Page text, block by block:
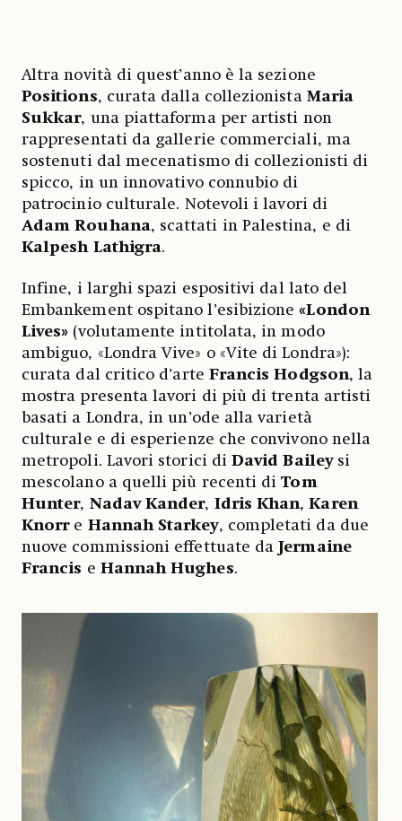
Altra novità di quest’anno è la sezione
Positions, curata dalla collezionista Maria
Sukkar, una piattaforma per artisti non
rappresentati da gallerie commerciali, ma
sostenuti dal mecenatismo di collezionisti di
spicco, in un innovativo connubio di
patrocinio culturale. Notevoli i lavori di
Adam Rouhana, scattati in Palestina, e di
Kalpesh Lathigra.
Infine, i larghi spazi espositivi dal lato del
Embankement ospitano l’esibizione«London
Lives» (volutamente intitolata, in modo
ambiguo, «Londra Vive» o «Vite di Londra»):
curata dal critico d’arte Francis Hodgson, la
mostra presenta lavori di più di trenta artisti
basati a Londra, in un’ode alla varietà
culturale e di esperienze che convivono nella
metropoli. Lavori storici diDavid Baileysi
mescolano a quelli più recenti diTom
Hunter, Nadav Kander, Idris Khan,Karen
Knorre Hannah Starkey, completati da due
nuove commissioni effettuate daJermaine
Francis e Hannah Hughes.